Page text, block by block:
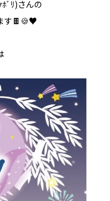
ﾞﾘ)さんの
す🍫🍪♥